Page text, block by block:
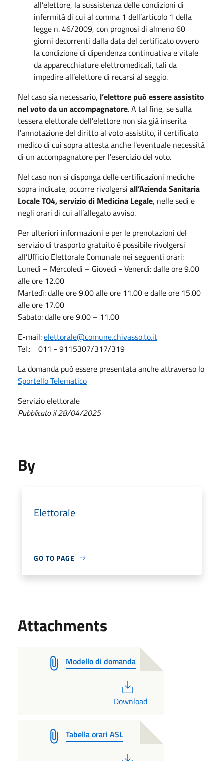
all’elettore, la sussistenza delle condizioni di
infermità di cui al comma 1 dell’articolo 1 della
legge n. 46/2009, con prognosi di almeno 60
giorni decorrenti dalla data del certificato ovvero
la condizione di dipendenza continuativa e vitale
da apparecchiature elettromedicali, tali da
impedire all’elettore di recarsi al seggio.
Nel caso sia necessario, l’elettore può essere assistito
nel voto da un accompagnatore. A tal fine, se sulla
tessera elettorale dell'elettore non sia già inserita
l'annotazione del diritto al voto assistito, il certificato
medico di cui sopra attesta anche l'eventuale necessità
di un accompagnatore per l'esercizio del voto.
Nel caso non si disponga delle certificazioni mediche
sopra indicate, occorre rivolgersi all’Azienda Sanitaria
Locale TO4, servizio di Medicina Legale, nelle sedi e
negli orari di cui all’allegato avviso.
Per ulteriori informazioni e per le prenotazioni del
servizio di trasporto gratuito è possibile rivolgersi
all’Ufficio Elettorale Comunale nei seguenti orari:
Lunedì – Mercoledì – Giovedì - Venerdì: dalle ore 9.00
alle ore 12.00
Martedì: dalle ore 9.00 alle ore 11.00 e dalle ore 15.00
alle ore 17.00
Sabato: dalle ore 9.00 – 11.00
E-mail:elettorale@comune.chivasso.to.it
Tel.: 011 - 9115307/317/319
La domanda può essere presentata anche attraverso lo
Sportello Telematico
Servizio elettorale
Pubblicato il 28/04/2025
By
Elettorale
GO TO PAGE
Attachments
Modello di domanda
Download
Tabella orari ASL